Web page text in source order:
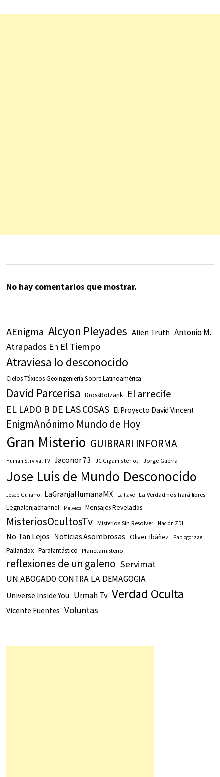
No hay comentarios que mostrar.
AEnigma Alcyon Pleyades Alien Truth Antonio M.
Atrapados En El Tiempo
Atraviesa lo desconocido
Cielos Tóxicos Geoingeniería Sobre Latinoamérica
David Parcerisa DrossRotzank El arrecife
EL LADO B DE LAS COSAS El Proyecto David Vincent
EnigmAnónimo Mundo de Hoy
Gran Misterio GUIBRARI INFORMA
Human Survival TV Jaconor 73 JC Gigamisterios Jorge Guerra
Jose Luis de Mundo Desconocido
Josep Guijarro LaGranjaHumanaMX La llave La Verdad nos hará libres
Legnalenjachannel Melvecs Mensajes Revelados
MisteriosOcultosTv Misterios Sin Resolver Nación ZDI
No Tan Lejos Noticias Asombrosas Oliver Ibáñez Pablogonzae
Pallandox Parafantástico Planetamisterio
reflexiones de un galeno Servimat
UN ABOGADO CONTRA LA DEMAGOGIA
Universe Inside You Urmah Tv Verdad Oculta
Vicente Fuentes Voluntas